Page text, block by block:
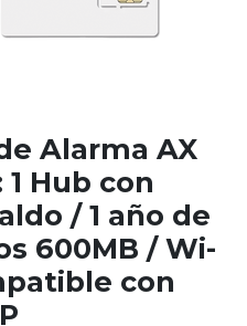
Alarma AX
Hub con
/ 1 año de
600MB / Wi-
con